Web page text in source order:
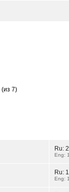
(из 7)
Ru:
Eng:
Ru:
Eng: